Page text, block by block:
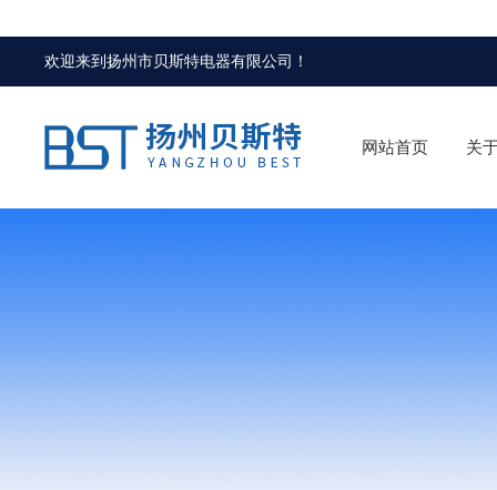
欢迎来到扬州市贝斯特电器有限公司 ！
网站首页 关